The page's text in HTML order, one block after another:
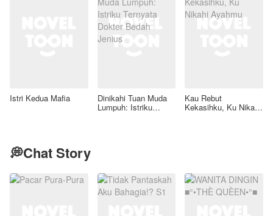
Istri Kedua Mafia Dinikahi Tuan Muda
Lumpuh: Istriku
Kau Rebut
Kekasihku, Ku Nikahi
💭Chat Story